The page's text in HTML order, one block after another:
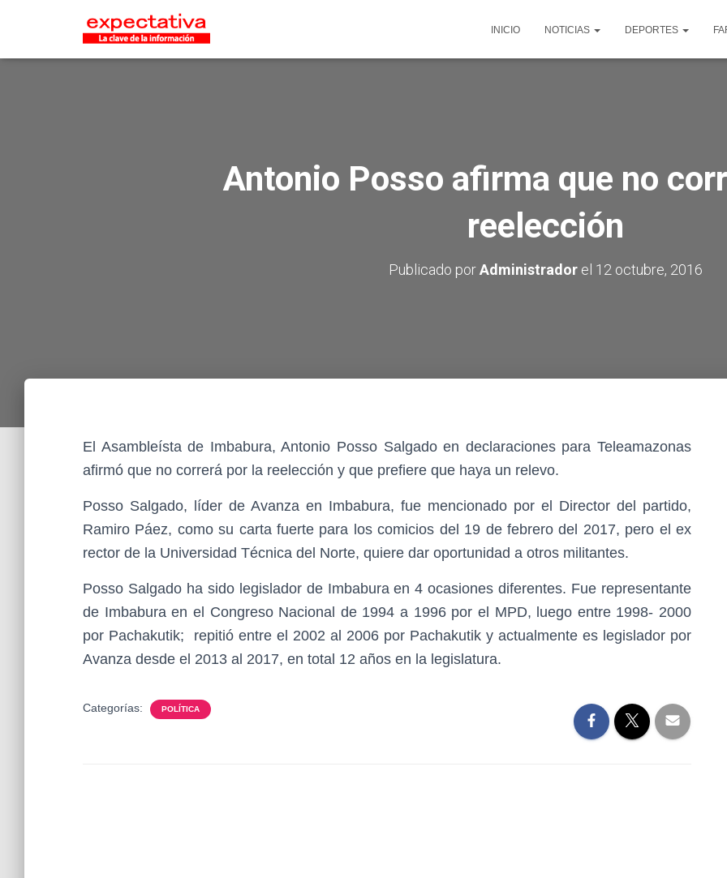
INICIO NOTICIAS DEPORTES
Antonio Posso afirma que no
reelección
Publicado porAdministradorel 12 octubre, 2016
El Asambleísta de Imbabura, Antonio Posso Salgado en declaraciones para Teleamazonas
afirmó que no correrá por la reelección y que prefiere que haya un relevo.
Posso Salgado, líder de Avanza en Imbabura, fue mencionado por el Director del partido,
Ramiro Páez, como su carta fuerte para los comicios del 19 de febrero del 2017, pero el ex
rector de la Universidad Técnica del Norte, quiere dar oportunidad a otros militantes.
Posso Salgado ha sido legislador de Imbabura en 4 ocasiones diferentes. Fue representante
de Imbabura en el Congreso Nacional de 1994 a 1996 por el MPD, luego entre 1998- 2000
por Pachakutik; repitió entre el 2002 al 2006 por Pachakutik y actualmente es legislador por
Avanza desde el 2013 al 2017, en total 12 años en la legislatura.
Categorías: POLÍTICA